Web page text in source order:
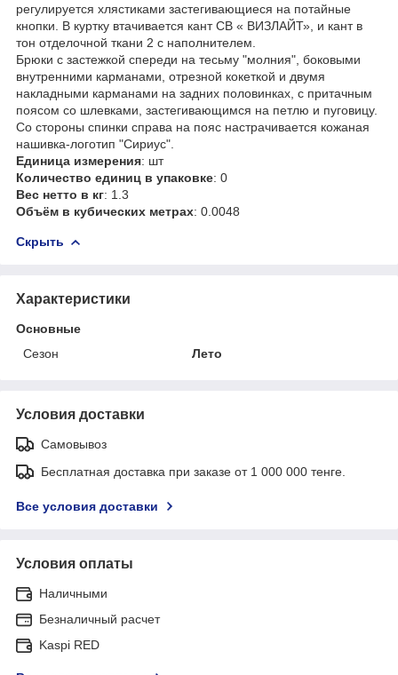
регулируется хлястиками застегивающиеся на потайные
кнопки. В куртку втачивается кант СВ « ВИЗЛАЙТ», и кант в
тон отделочной ткани 2 с наполнителем.
Брюки с застежкой спереди на тесьму "молния", боковыми
внутренними карманами, отрезной кокеткой и двумя
накладными карманами на задних половинках, с притачным
поясом со шлевками, застегивающимся на петлю и пуговицу.
Со стороны спинки справа на пояс настрачивается кожаная
нашивка-логотип "Сириус".
Единица измерения: шт
Количество единиц в упаковке: 0
Вес нетто в кг: 1.3
Объём в кубических метрах: 0.0048
Скрыть
Характеристики
Основные
Сезон
Лето
Условия доставки
Самовывоз
Бесплатная доставка при заказе от 1 000 000 тенге.
Все условия доставки
Условия оплаты
Наличными
Безналичный расчет
Kaspi RED